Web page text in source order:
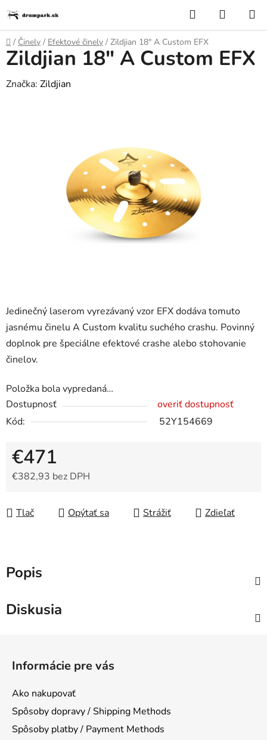
na
obsah
Hľadať
KOŠÍK
Domov
/ Činely / Efektové činely / Zildjian 18" A Custom EFX
Jedinečný laserom vyrezávaný vzor EFX dodáva tomuto
jasnému činelu A Custom kvalitu suchého crashu. Povinný
doplnok pre špeciálne efektové crashe alebo stohovanie
činelov.
Položka bola vypredaná…
Dostupnosť
overiť dostupnosť
Kód:
52Y154669
€471
€382,93 bez DPH
Tlač
Opýtať sa Strážiť Zdieľať
Zildjian 18" A Custom EFX
Značka: Zildjian
Popis
Diskusia
Informácie pre vás
Ako nakupovať
Spôsoby dopravy / Shipping Methods
Spôsoby platby / Payment Methods